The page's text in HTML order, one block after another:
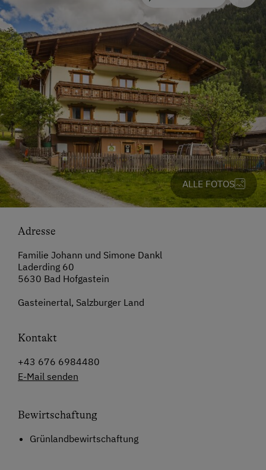
ALLE FOTOS
Adresse
Familie Johann und Simone Dankl
Laderding 60
5630 Bad Hofgastein
Gasteinertal, Salzburger Land
Kontakt
+43 676 6984480
E-Mail senden
Bewirtschaftung
Grünlandbewirtschaftung